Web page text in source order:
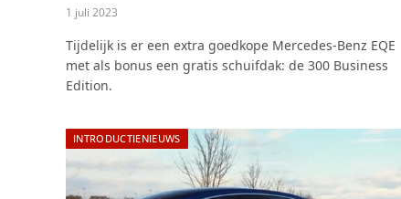
1 juli 2023
Tijdelijk is er een extra goedkope Mercedes-Benz EQE
met als bonus een gratis schuifdak: de 300 Business
Edition.
INTRODUCTIENIEUWS